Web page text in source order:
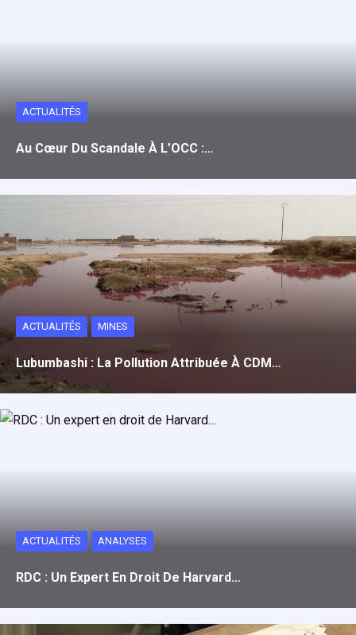
ACTUALITÉS
Au Cœur Du Scandale À L’OCC :…
ACTUALITÉS MINES
Lubumbashi : La Pollution Attribuée À CDM…
ACTUALITÉS ANALYSES
RDC : Un Expert En Droit De Harvard…